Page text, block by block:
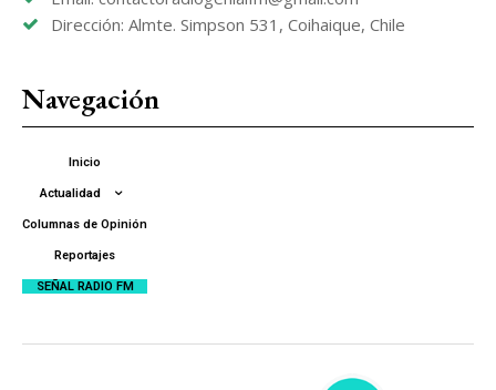
Dirección: Almte. Simpson 531, Coihaique, Chile
Navegación
Inicio
Actualidad
Columnas de Opinión
Reportajes
SEÑAL RADIO FM